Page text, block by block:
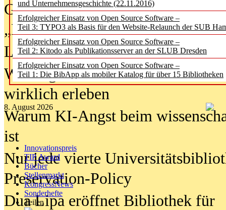
und Unternehmensgeschichte (22.11.2016)
Erfolgreicher Einsatz von Open Source Software –
Teil 3: TYPO3 als Basis für den Website-Relaunch der SUB
Erfolgreicher Einsatz von Open Source Software –
Teil 2: Kitodo als Publikationsserver an der SLUB Dresden
Erfolgreicher Einsatz von Open Source Software –
Teil 1: Die BibApp als mobiler Katalog für über 15 Bibliotheken
8. August 2026
Innovationspreis
TIP Award
Bücher
Stellenmarkt
KongressNews
Sonderhefte
Teilen
Geisterjagd-Ausrüstung in der
„Library of Things“ unterwegs
Lesen als Infrastrukturaufgabe
Wie Jugendliche Social Media
wirklich erleben
Warum KI-Angst beim
ist
Nur jede vierte
Preservation-Policy
Dua Lipa eröffnet Bibliothek für